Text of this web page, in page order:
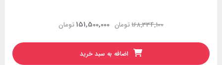
تومان168,334,100 تومان151,500,000
اضافه به سبد خرید